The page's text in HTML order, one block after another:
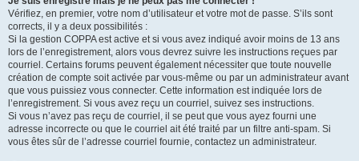
Vérifiez, en premier, votre nom d’utilisateur et votre mot de passe. S’ils sont
corrects, il y a deux possibilités :
Si la gestion COPPA est active et si vous avez indiqué avoir moins de 13 ans
lors de l’enregistrement, alors vous devrez suivre les instructions reçues par
courriel. Certains forums peuvent également nécessiter que toute nouvelle
création de compte soit activée par vous-même ou par un administrateur avant
que vous puissiez vous connecter. Cette information est indiquée lors de
l’enregistrement. Si vous avez reçu un courriel, suivez ses instructions.
Si vous n’avez pas reçu de courriel, il se peut que vous ayez fourni une
adresse incorrecte ou que le courriel ait été traité par un filtre anti-spam. Si
vous êtes sûr de l’adresse courriel fournie, contactez un administrateur.